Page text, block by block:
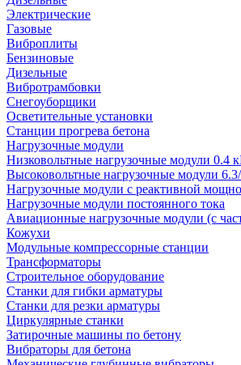
Электрические
Газовые
Виброплиты
Бензиновые
Дизельные
Вибротрамбовки
Снегоуборщики
Осветительные установки
Станции прогрева бетона
Нагрузочные модули
Низковольтные нагрузочные модули 0.4
Высоковольтные нагрузочные модули
Нагрузочные модули с реактивной
Нагрузочные модули постоянного тока
Авиационные нагрузочные модули (с
Кожухи
Модульные компрессорные станции
Трансформаторы
Строительное оборудование
Станки для гибки арматуры
Станки для резки арматуры
Циркулярные станки
Затирочные машины по бетону
Вибраторы для бетона